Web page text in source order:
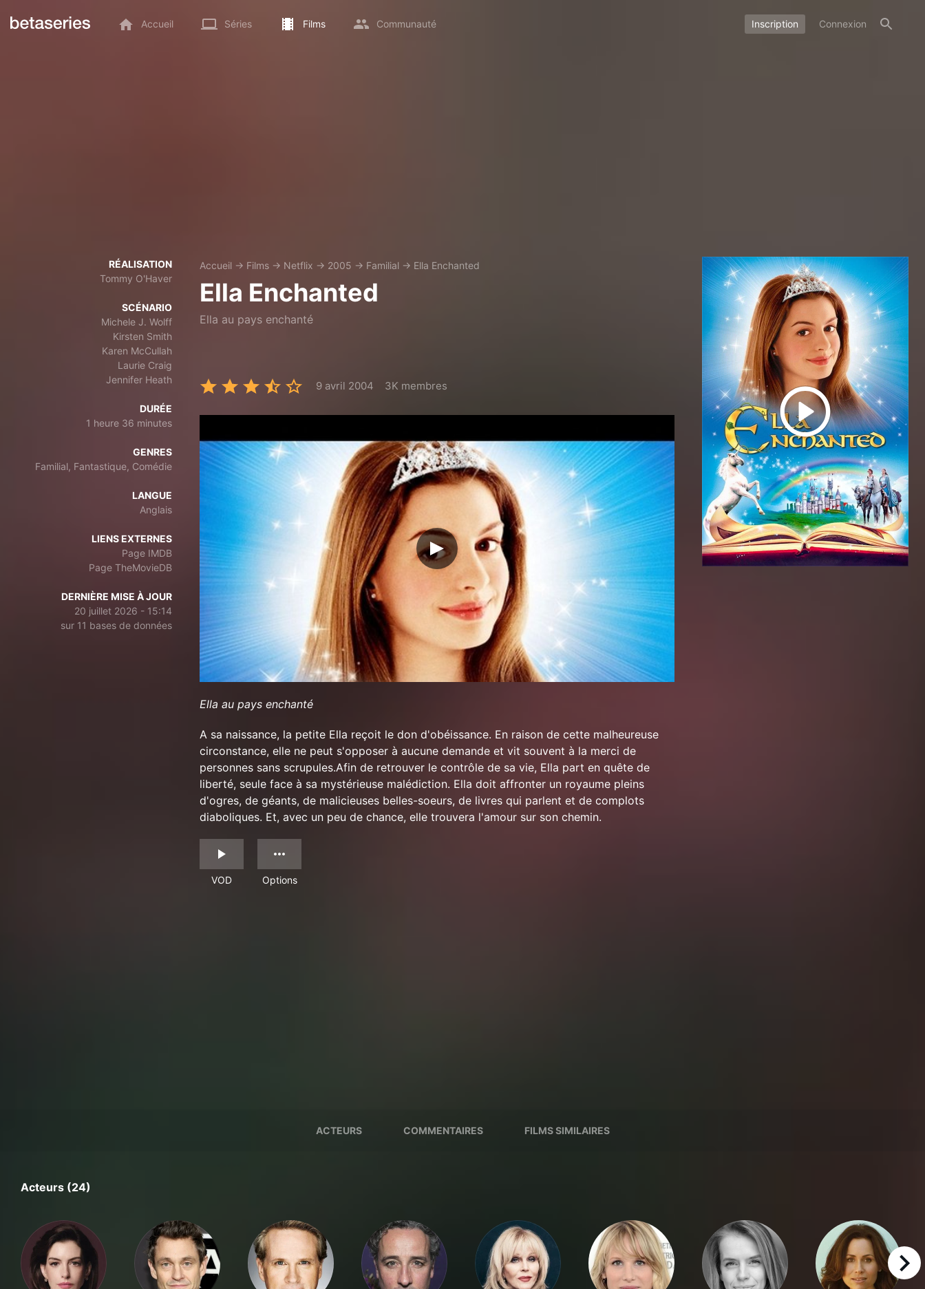
Accueil Séries Films Communauté Inscription Connexion
RÉALISATION
Tommy O'Haver
SCÉNARIO
Michele J. Wolff
Kirsten Smith
Karen McCullah
Laurie Craig
Jennifer Heath
DURÉE
1 heure 36 minutes
GENRES
Familial, Fantastique, Comédie
LANGUE
Anglais
LIENS EXTERNES
Page IMDB
Page TheMovieDB
DERNIÈRE MISE À JOUR
20 juillet 2026 - 15:14
sur 11 bases de données
Accueil → Films → Netflix → 2005 → Familial → Ella Enchanted
Ella Enchanted
Ella au pays enchanté
9 avril 2004 3K membres
Ella au pays enchanté
A sa naissance, la petite Ella reçoit le don d'obéissance. En raison de cette malheureuse
circonstance, elle ne peut s'opposer à aucune demande et vit souvent à la merci de
personnes sans scrupules.Afin de retrouver le contrôle de sa vie, Ella part en quête de
liberté, seule face à sa mystérieuse malédiction. Ella doit affronter un royaume pleins
d'ogres, de géants, de malicieuses belles-soeurs, de livres qui parlent et de complots
diaboliques. Et, avec un peu de chance, elle trouvera l'amour sur son chemin.
VOD Options
ACTEURS COMMENTAIRES FILMS SIMILAIRES
Acteurs (24)
right